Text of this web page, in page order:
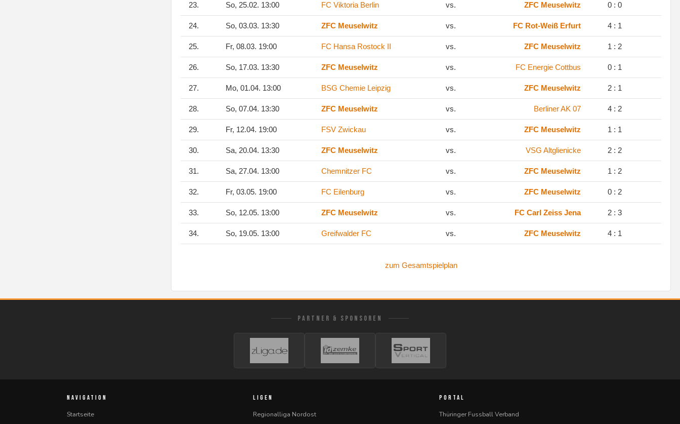
23. So, 25.02. 13:00 FC Viktoria Berlin vs. ZFC Meuselwitz 0 : 0
24. So, 03.03. 13:30 ZFC Meuselwitz vs. FC Rot-Weiß Erfurt 4 : 1
25. Fr, 08.03. 19:00 FC Hansa Rostock II vs. ZFC Meuselwitz 1 : 2
26. So, 17.03. 13:30 ZFC Meuselwitz vs. FC Energie Cottbus 0 : 1
27. Mo, 01.04. 13:00 BSG Chemie Leipzig vs. ZFC Meuselwitz 2 : 1
28. So, 07.04. 13:30 ZFC Meuselwitz vs. Berliner AK 07 4 : 2
29. Fr, 12.04. 19:00 FSV Zwickau vs. ZFC Meuselwitz 1 : 1
30. Sa, 20.04. 13:30 ZFC Meuselwitz vs. VSG Altglienicke 2 : 2
31. Sa, 27.04. 13:00 Chemnitzer FC vs. ZFC Meuselwitz 1 : 2
32. Fr, 03.05. 19:00 FC Eilenburg vs. ZFC Meuselwitz 0 : 2
33. So, 12.05. 13:00 ZFC Meuselwitz vs. FC Carl Zeiss Jena 2 : 3
34. So, 19.05. 13:00 Greifwalder FC vs. ZFC Meuselwitz 4 : 1
zum Gesamtspielplan
PARTNER & SPONSOREN
NAVIGATION
Startseite
LIGEN
Regionalliga Nordost
PORTAL
Thüringer Fussball Verband